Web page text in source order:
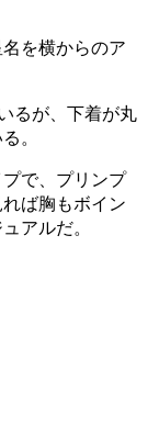
を横からのア
るが、下着が丸
。
で、プリンプ
ば胸もボイン
アルだ。